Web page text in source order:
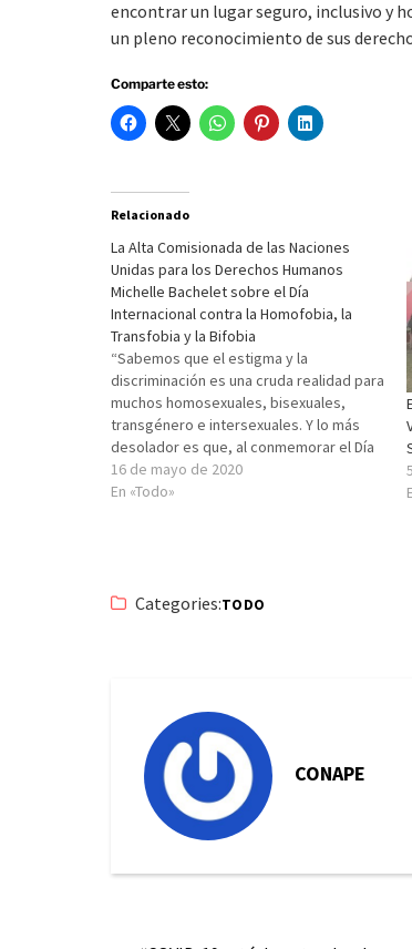
encontrar un lugar seguro, inclusivo y
un pleno reconocimiento de sus
Comparte esto:
Relacionado
La Alta Comisionada de las Naciones
Unidas para los Derechos Humanos
Michelle Bachelet sobre el Día
Internacional contra la Homofobia, la
Transfobia y la Bifobia
“Sabemos que el estigma y la
discriminación es una cruda realidad para
muchos homosexuales, bisexuales,
transgénero e intersexuales. Y lo más
desolador es que, al conmemorar el Día
IDAHOBIT, tengamos que lamentar que la
pandemia de la COVID-19 haya
16 de mayo de 2020
En «Todo»
Categories:TODO
CONAPE